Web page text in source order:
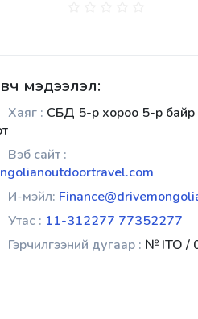
мэдээлэл:
Хаяг : СБД 5-р хороо 5-р
Вэб сайт :
И-мэйл:
Утас : 11-312277 77352277
Гэрчилгээний дугаар : № ITO /